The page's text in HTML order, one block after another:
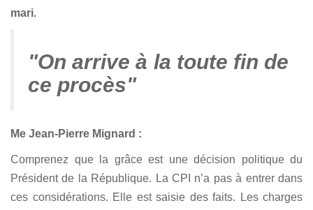
mari.
"On arrive à la toute fin de
ce procès"
Me Jean-Pierre Mignard :
Comprenez que la grâce est une décision politique du
Président de la République. La CPI n’a pas à entrer dans
ces considérations. Elle est saisie des faits. Les charges